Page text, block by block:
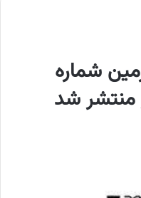
شماره
منتشر شد